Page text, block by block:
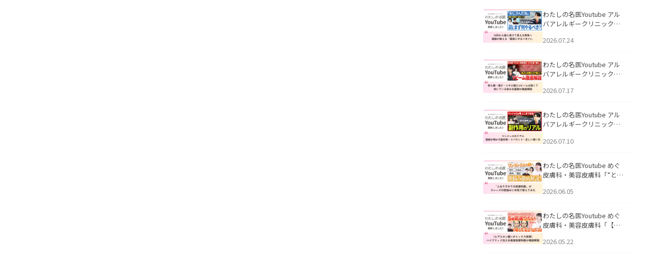
わたしの名医Youtube アル
バアレルギークリニック札
える男性へ｜医師が教える
公開いたしました。
2026.07.24
わたしの名医Youtube アル
バアレルギークリニック札
跡にVビームは効く？向いて
説」を公開いたしました。
2026.07.17
わたしの名医Youtube アル
バアレルギークリニック札
医師が明かす副作用・リバ
公開いたしました。
2026.07.10
わたしの名医Youtube めぐ
皮膚科・美容皮膚科「”とお
ッズの肌悩みに本気で答え
た。
2026.06.05
わたしの名医Youtube めぐ
皮膚科・美容皮膚科「【ヒ
用】ハイブリッド注入を美
2026.05.22